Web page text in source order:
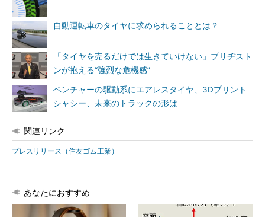
自動運転車のタイヤに求められることとは？
「タイヤを売るだけでは生きていけない」ブリヂスト
ンが抱える“強烈な危機感”
ベンチャーの駆動系にエアレスタイヤ、3Dプリント
シャシー、未来のトラックの形は
関連リンク
プレスリリース（住友ゴム工業）
あなたにおすすめ